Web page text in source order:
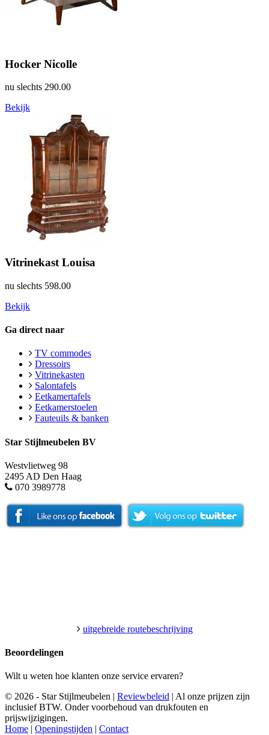
Hocker Nicolle
nu slechts 290.00
Bekijk
Vitrinekast Louisa
nu slechts 598.00
Bekijk
Ga direct naar
TV commodes
Dressoirs
Vitrinekasten
Salontafels
Eetkamertafels
Eetkamerstoelen
Fauteuils & banken
Star Stijlmeubelen BV
Westvlietweg 98
2495 AD Den Haag
070 3989778
uitgebreide routebeschrijving
Beoordelingen
Wilt u weten hoe klanten onze service ervaren?
© 2026 - Star Stijlmeubelen | Reviewbeleid | Al onze prijzen zijn
inclusief BTW. Onder voorbehoud van drukfouten en
prijswijzigingen.
Home | Openingstijden | Contact